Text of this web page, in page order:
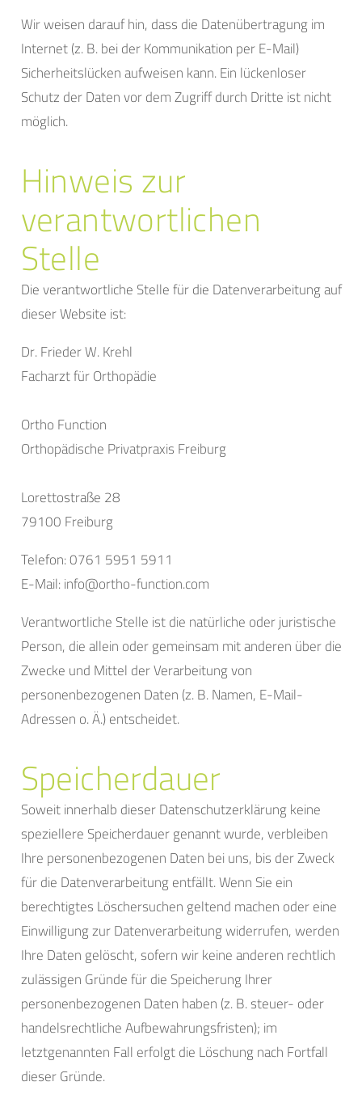
Wir weisen darauf hin, dass die Datenübertragung im
Internet (z. B. bei der Kommunikation per E-Mail)
Sicherheitslücken aufweisen kann. Ein lückenloser
Schutz der Daten vor dem Zugriff durch Dritte ist nicht
möglich.
Hinweis zur
verantwortlichen
Stelle
Die verantwortliche Stelle für die Datenverarbeitung auf
dieser Website ist:
Dr. Frieder W. Krehl
Facharzt für Orthopädie
Ortho Function
Orthopädische Privatpraxis Freiburg
Lorettostraße 28
79100 Freiburg
Telefon: 0761 5951 5911
E-Mail: info@ortho-function.com
Verantwortliche Stelle ist die natürliche oder juristische
Person, die allein oder gemeinsam mit anderen über die
Zwecke und Mittel der Verarbeitung von
personenbezogenen Daten (z. B. Namen, E-Mail-
Adressen o. Ä.) entscheidet.
Speicherdauer
Soweit innerhalb dieser Datenschutzerklärung keine
speziellere Speicherdauer genannt wurde, verbleiben
Ihre personenbezogenen Daten bei uns, bis der Zweck
für die Datenverarbeitung entfällt. Wenn Sie ein
berechtigtes Löschersuchen geltend machen oder eine
Einwilligung zur Datenverarbeitung widerrufen, werden
Ihre Daten gelöscht, sofern wir keine anderen rechtlich
zulässigen Gründe für die Speicherung Ihrer
personenbezogenen Daten haben (z. B. steuer- oder
handelsrechtliche Aufbewahrungsfristen); im
letztgenannten Fall erfolgt die Löschung nach Fortfall
dieser Gründe.